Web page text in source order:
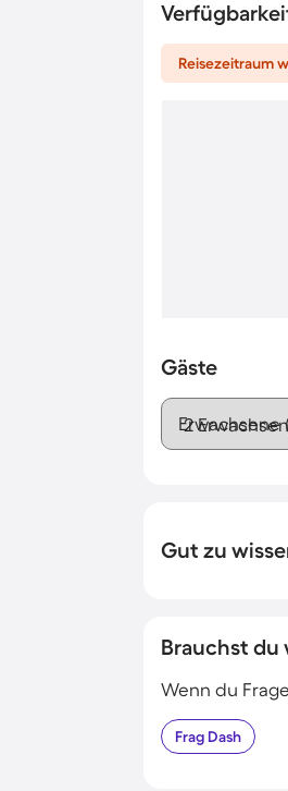
Reisezeitraum
Gäste
Erwachsene
Gut zu
Brauchst du
Wenn du
FragDash